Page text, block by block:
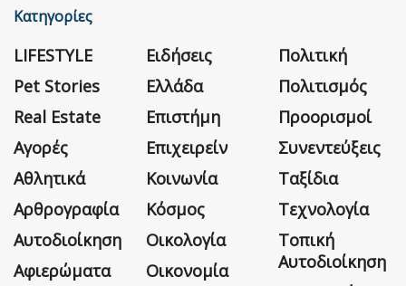
Κατηγορίες
LIFESTYLE
Pet Stories
Real Estate
Αγορές
Αθλητικά
Αρθρογραφία
Αυτοδιοίκηση
Αφιερώματα
Ειδήσεις
Ελλάδα
Επιστήμη
Επιχειρείν
Κοινωνία
Κόσμος
Οικολογία
Οικονομία
Πολιτική
Πολιτισμός
Προορισμοί
Συνεντεύξεις
Ταξίδια
Τεχνολογία
Τοπική
Αυτοδιοίκηση